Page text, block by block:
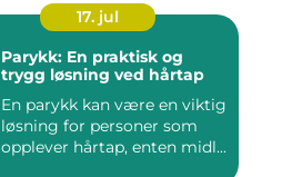
17. jul
Parykk: En praktisk og
trygg løsning ved hårtap
En parykk kan være en viktig
løsning for personer som
opplever hårtap, enten midl...